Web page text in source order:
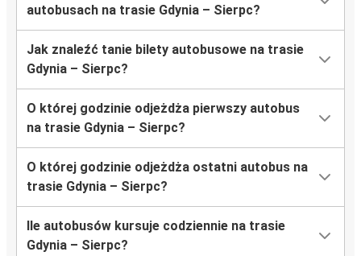
autobusach na trasie Gdynia – Sierpc?
Jak znaleźć tanie bilety autobusowe na trasie
Gdynia – Sierpc?
O której godzinie odjeżdża pierwszy autobus
na trasie Gdynia – Sierpc?
O której godzinie odjeżdża ostatni autobus na
trasie Gdynia – Sierpc?
Ile autobusów kursuje codziennie na trasie
Gdynia – Sierpc?